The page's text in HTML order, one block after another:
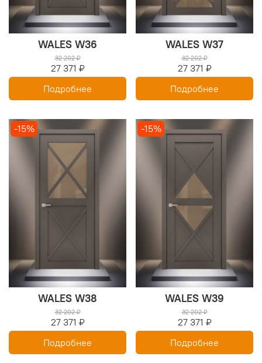
WALES W36
32 202 ₽
27 371 ₽
Подробнее
WALES W37
32 202 ₽
27 371 ₽
Подробнее
-15%
WALES W38
32 202 ₽
27 371 ₽
Подробнее
-15%
WALES W39
32 202 ₽
27 371 ₽
Подробнее